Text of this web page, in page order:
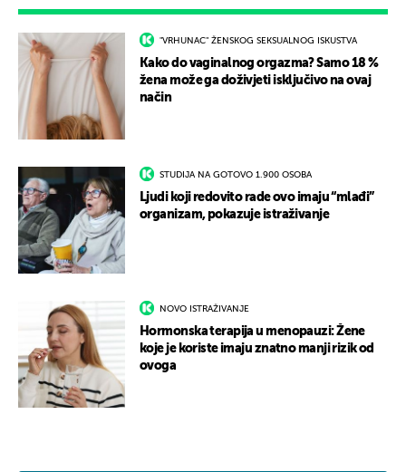
"VRHUNAC" ŽENSKOG SEKSUALNOG ISKUSTVA
Kako do vaginalnog orgazma? Samo 18 %
žena može ga doživjeti isključivo na ovaj
način
STUDIJA NA GOTOVO 1.900 OSOBA
Ljudi koji redovito rade ovo imaju “mlađi”
organizam, pokazuje istraživanje
NOVO ISTRAŽIVANJE
Hormonska terapija u menopauzi: Žene
koje je koriste imaju znatno manji rizik od
ovoga